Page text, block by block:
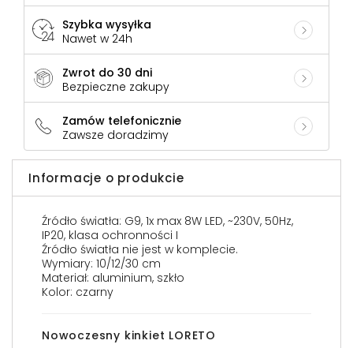
Szybka wysyłka
Nawet w 24h
Zwrot do 30 dni
Bezpieczne zakupy
Zamów telefonicznie
Zawsze doradzimy
Informacje o produkcie
Źródło światła: G9, 1x max 8W LED, ~230V, 50Hz,
IP20, klasa ochronności I
Źródło światła nie jest w komplecie.
Wymiary: 10/12/30 cm
Materiał: aluminium, szkło
Kolor: czarny
Nowoczesny kinkiet LORETO